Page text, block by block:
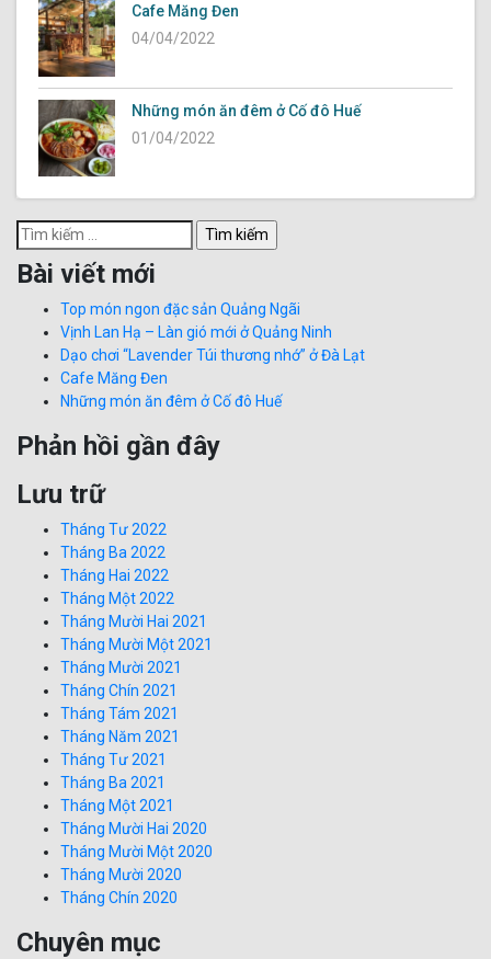
Cafe Măng Đen
04/04/2022
Những món ăn đêm ở Cố đô Huế
01/04/2022
Tìm
kiếm
cho:
Bài viết mới
Top món ngon đặc sản Quảng Ngãi
Vịnh Lan Hạ – Làn gió mới ở Quảng Ninh
Dạo chơi “Lavender Túi thương nhớ” ở Đà Lạt
Cafe Măng Đen
Những món ăn đêm ở Cố đô Huế
Phản hồi gần đây
Lưu trữ
Tháng Tư 2022
Tháng Ba 2022
Tháng Hai 2022
Tháng Một 2022
Tháng Mười Hai 2021
Tháng Mười Một 2021
Tháng Mười 2021
Tháng Chín 2021
Tháng Tám 2021
Tháng Năm 2021
Tháng Tư 2021
Tháng Ba 2021
Tháng Một 2021
Tháng Mười Hai 2020
Tháng Mười Một 2020
Tháng Mười 2020
Tháng Chín 2020
Chuyên mục